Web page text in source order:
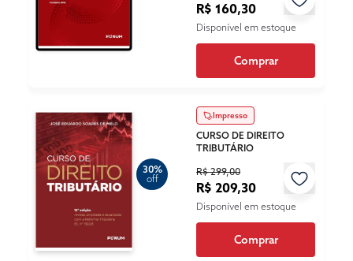
R$ 160,30
Disponível em estoque
Comprar
30%
off
Impresso
CURSO DE DIREITO
TRIBUTÁRIO
R$ 299,00
R$ 209,30
Disponível em estoque
Comprar